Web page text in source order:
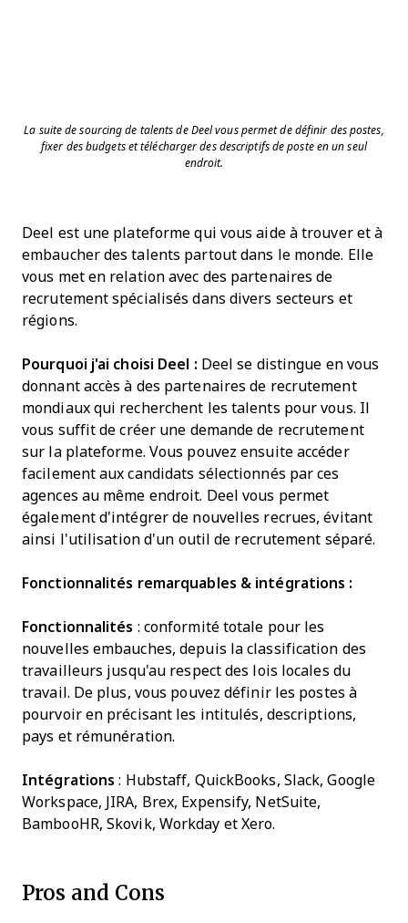
La suite de sourcing de talents de Deel vous permet de définir des postes,
fixer des budgets et télécharger des descriptifs de poste en un seul
endroit.
Deel est une plateforme qui vous aide à trouver et à
embaucher des talents partout dans le monde. Elle
vous met en relation avec des partenaires de
recrutement spécialisés dans divers secteurs et
régions.
Pourquoi j'ai choisi Deel : Deel se distingue en vous
donnant accès à des partenaires de recrutement
mondiaux qui recherchent les talents pour vous. Il
vous suffit de créer une demande de recrutement
sur la plateforme. Vous pouvez ensuite accéder
facilement aux candidats sélectionnés par ces
agences au même endroit. Deel vous permet
également d'intégrer de nouvelles recrues, évitant
ainsi l'utilisation d'un outil de recrutement séparé.
Fonctionnalités remarquables & intégrations :
Fonctionnalités : conformité totale pour les
nouvelles embauches, depuis la classification des
travailleurs jusqu'au respect des lois locales du
travail. De plus, vous pouvez définir les postes à
pourvoir en précisant les intitulés, descriptions,
pays et rémunération.
Intégrations : Hubstaff, QuickBooks, Slack, Google
Workspace, JIRA, Brex, Expensify, NetSuite,
BambooHR, Skovik, Workday et Xero.
Pros and Cons